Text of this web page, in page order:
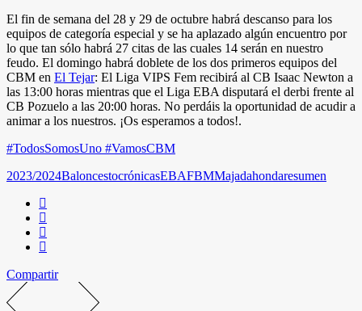
El fin de semana del 28 y 29 de octubre habrá descanso para los
equipos de categoría especial y se ha aplazado algún encuentro por
lo que tan sólo habrá 27 citas de las cuales 14 serán en nuestro
feudo. El domingo habrá doblete de los dos primeros equipos del
CBM en El Tejar: El Liga VIPS Fem recibirá al CB Isaac Newton a
las 13:00 horas mientras que el Liga EBA disputará el derbi frente al
CB Pozuelo a las 20:00 horas. No perdáis la oportunidad de acudir a
animar a los nuestros. ¡Os esperamos a todos!.
#TodosSomosUno #VamosCBM
2023/2024BaloncestocrónicasEBAFBMMajadahondaresumen
Compartir